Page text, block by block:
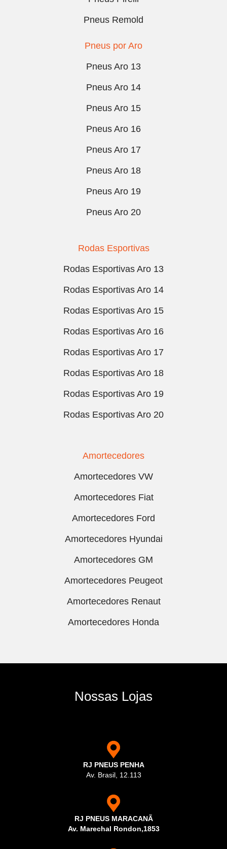
Pneus Remold
Pneus por Aro
Pneus Aro 13
Pneus Aro 14
Pneus Aro 15
Pneus Aro 16
Pneus Aro 17
Pneus Aro 18
Pneus Aro 19
Pneus Aro 20
Rodas Esportivas
Rodas Esportivas Aro 13
Rodas Esportivas Aro 14
Rodas Esportivas Aro 15
Rodas Esportivas Aro 16
Rodas Esportivas Aro 17
Rodas Esportivas Aro 18
Rodas Esportivas Aro 19
Rodas Esportivas Aro 20
Amortecedores
Amortecedores VW
Amortecedores Fiat
Amortecedores Ford
Amortecedores Hyundai
Amortecedores GM
Amortecedores Peugeot
Amortecedores Renaut
Amortecedores Honda
Nossas Lojas
RJ PNEUS PENHA
Av. Brasil, 12.113
RJ PNEUS MARACANÃ
Av. Marechal Rondon,1853